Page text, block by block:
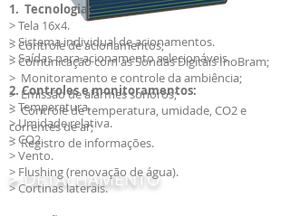
> Controle de acionamentos;
> Comunicação com as Sondas Digitais InoBram;
> Monitoramento e controle da ambiência;
> Emissão de alarmes sonoros;
> Controle de temperatura, umidade, CO2 e
correntes de ar;
> Registro de informações.
>DETALHAMENTO
1. Tecnologia:
> Tela 16x4.
> Sistema individual de acionamentos.
> Saídas para acionamento selecionáveis.
2. Controles e monitoramentos:
> Temperatura.
> Umidade relativa.
> CO2.
> Vento.
> Flushing (renovação de água).
> Cortinas laterais.